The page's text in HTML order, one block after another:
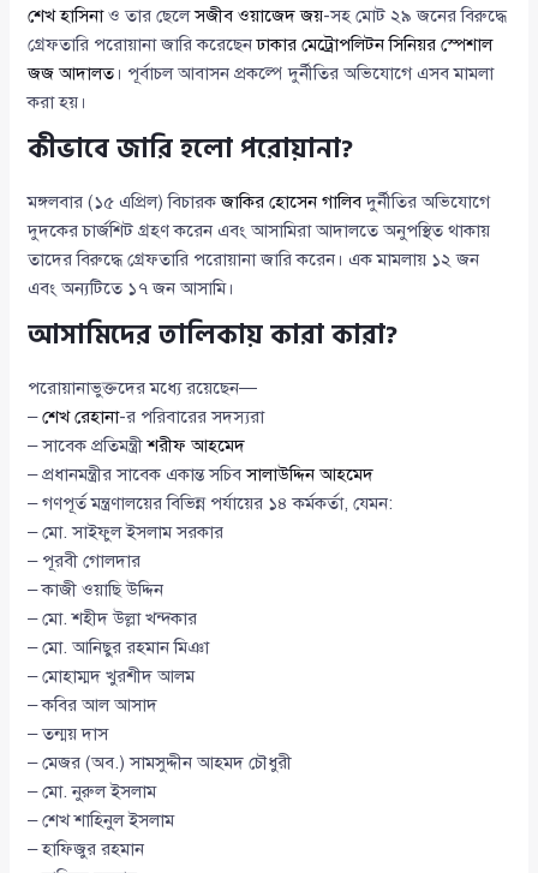
শেখ হাসিনাও তার ছেলেসজীব ওয়াজেদ জয়-সহ মোট ২৯ জনের বিরুদ্ধে
গ্রেফতারি পরোয়ানা জারি করেছেনঢাকার মেট্রোপলিটন সিনিয়র স্পেশাল
জজ আদালত। পূর্বাচল আবাসন প্রকল্পে দুর্নীতির অভিযোগে এসব মামলা
করা হয়।
কীভাবে জারি হলো পরোয়ানা?
মঙ্গলবার (১৫ এপ্রিল) বিচারকজাকির হোসেন গালিবদুর্নীতির অভিযোগে
দুদকের চার্জশিট গ্রহণ করেন এবং আসামিরা আদালতে অনুপস্থিত থাকায়
তাদের বিরুদ্ধে গ্রেফতারি পরোয়ানা জারি করেন। এক মামলায় ১২ জন
এবং অন্যটিতে ১৭ জন আসামি।
আসামিদের তালিকায় কারা কারা?
পরোয়ানাভুক্তদের মধ্যে রয়েছেন—
–শেখ রেহানা-র পরিবারের সদস্যরা
– সাবেক প্রতিমন্ত্রীশরীফ আহমেদ
– প্রধানমন্ত্রীর সাবেক একান্ত সচিবসালাউদ্দিন আহমেদ
– গণপূর্ত মন্ত্রণালয়ের বিভিন্ন পর্যায়ের ১৪ কর্মকর্তা, যেমন:
– মো. সাইফুল ইসলাম সরকার
– পূরবী গোলদার
– কাজী ওয়াছি উদ্দিন
– মো. শহীদ উল্লা খন্দকার
– মো. আনিছুর রহমান মিঞা
– মোহাম্মদ খুরশীদ আলম
– কবির আল আসাদ
– তন্ময় দাস
– মেজর (অব.) সামসুদ্দীন আহমদ চৌধুরী
– মো. নুরুল ইসলাম
– শেখ শাহিনুল ইসলাম
– হাফিজুর রহমান